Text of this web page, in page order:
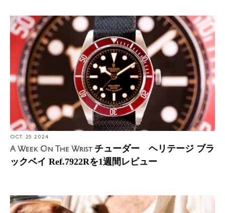
OCT. 25 2024
A Week On The Wrist チューダー ヘリテージ ブラ
ックベイ Ref.7922Rを1週間レビュー